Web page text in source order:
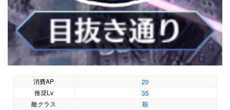
消費AP
20
推奨Lv
35
敵クラス
殺